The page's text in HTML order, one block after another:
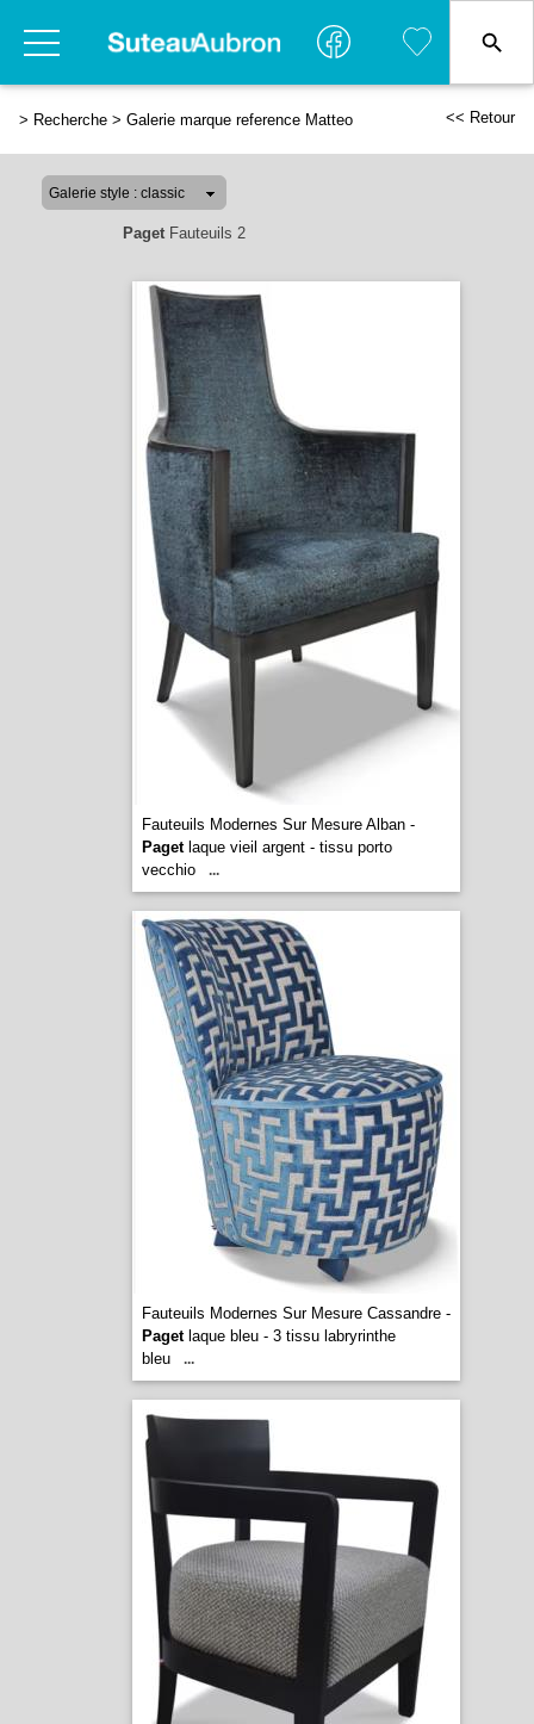
> Recherche > Galerie marque reference Matteo << Retour
PagetFauteuils 2
Fauteuils Modernes Sur Mesure Alban -
Pagetlaque vieil argent - tissu porto
vecchio
...
Fauteuils Modernes Sur Mesure Cassandre -
Pagetlaque bleu - 3 tissu labryrinthe
bleu
...